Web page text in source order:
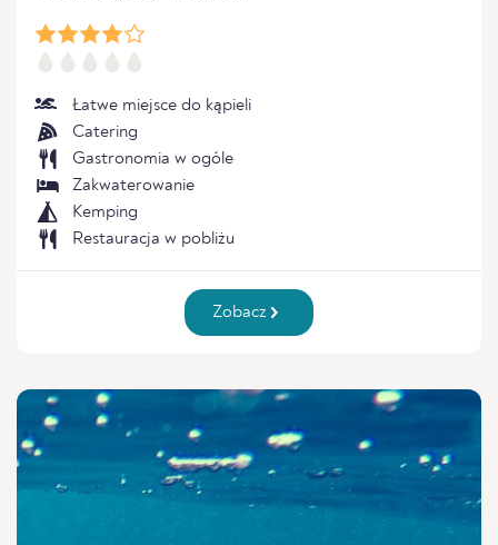
Łatwe miejsce do kąpieli
Catering
Gastronomia w ogóle
Zakwaterowanie
Kemping
Restauracja w pobliżu
Zobacz